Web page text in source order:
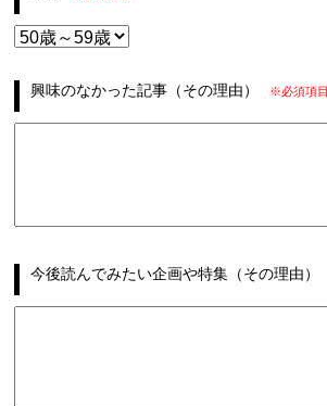
興味のなかった記事 （その理由） ※必須項目
今後読んでみたい企画や特集（その理由）